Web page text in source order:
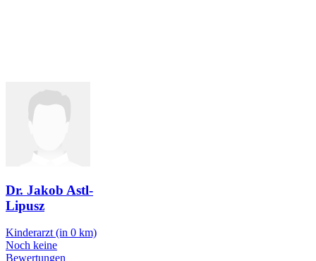
Dr. Jakob Astl-
Lipusz
Kinderarzt (in 0 km)
Noch keine
Bewertungen